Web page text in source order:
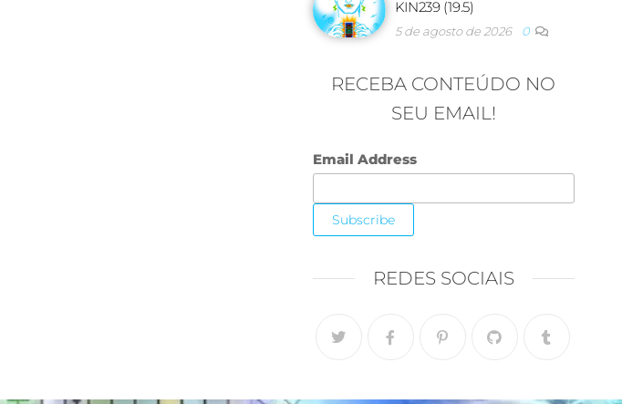
KIN239 (19.5)
5 de agosto de 2026 0
RECEBA CONTEÚDO NO
SEU EMAIL!
Email Address
REDES SOCIAIS